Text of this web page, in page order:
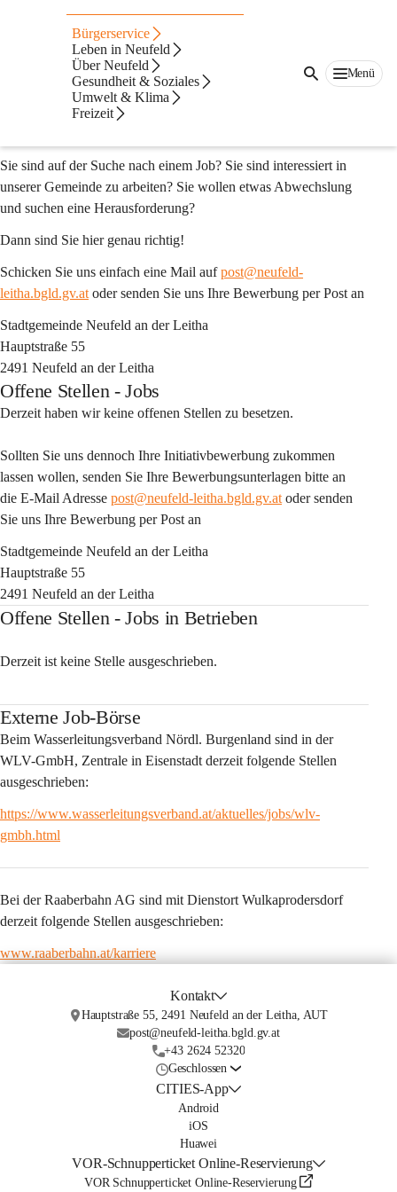
Bürgerservice
Leben in Neufeld
Über Neufeld
Gesundheit & Soziales
Umwelt & Klima
Freizeit
Menü
Stellenausschreibunge
Herzlich Willkommen in der Jobbörse der Stadtgemeinde
Sie sind auf der Suche nach einem Job? Sie sind interessiert in
unserer Gemeinde zu arbeiten? Sie wollen etwas Abwechslung
und suchen eine Herausforderung?
Dann sind Sie hier genau richtig!
Schicken Sie uns einfach eine Mail auf post@neufeld-
leitha.bgld.gv.at oder senden Sie uns Ihre Bewerbung per Post an
Stadtgemeinde Neufeld an der Leitha
Hauptstraße 55
2491 Neufeld an der Leitha
Offene Stellen - Jobs
Derzeit haben wir keine offenen Stellen zu besetzen.
Sollten Sie uns dennoch Ihre Initiativbewerbung zukommen
lassen wollen, senden Sie Ihre Bewerbungsunterlagen bitte an
die E-Mail Adresse post@neufeld-leitha.bgld.gv.at oder senden
Sie uns Ihre Bewerbung per Post an
Stadtgemeinde Neufeld an der Leitha
Hauptstraße 55
2491 Neufeld an der Leitha
Offene Stellen - Jobs in Betrieben
Derzeit ist keine Stelle ausgeschrieben.
Externe Job-Börse
Beim Wasserleitungsverband Nördl. Burgenland sind in der
WLV-GmbH, Zentrale in Eisenstadt derzeit folgende Stellen
ausgeschrieben:
https://www.wasserleitungsverband.at/aktuelles/jobs/wlv-
gmbh.html
Bei der Raaberbahn AG sind mit Dienstort Wulkaprodersdorf
derzeit folgende Stellen ausgeschrieben:
www.raaberbahn.at/karriere
Kontakt
Hauptstraße 55, 2491 Neufeld an der Leitha, AUT
post@neufeld-leitha.bgld.gv.at
+43 2624 52320
Geschlossen
CITIES-App
Android
iOS
Huawei
VOR-Schnupperticket Online-Reservierung
VOR Schnupperticket Online-Reservierung